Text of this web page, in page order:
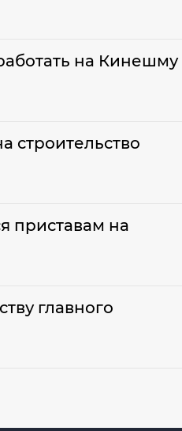
на Кинешму
строительство
приставам на
главного